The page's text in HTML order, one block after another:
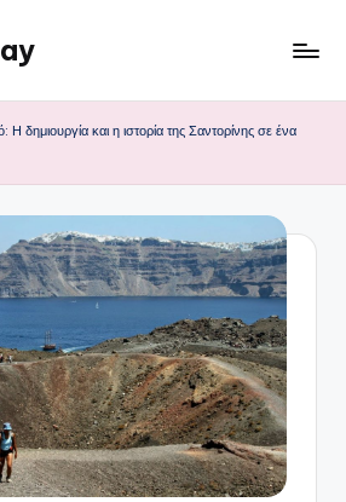
Η δημιουργία και η ιστορία της Σαντορίνης σε ένα